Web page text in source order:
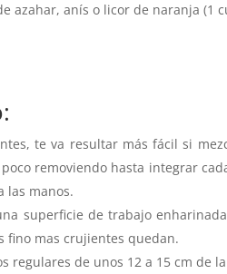
azahar, anís o licor de naranja (1
te va resultar más fácil si
removiendo hasta integrar
las manos.
superficie de trabajo
fino mas crujientes quedan.
regulares de unos 12 a 15 cm de